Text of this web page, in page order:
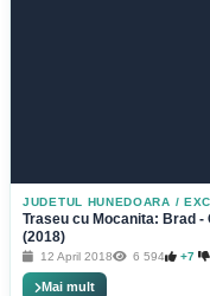
JUDETUL HUNEDOARA /
Traseu cu Mocanita: Brad
(2018)
12 April 2018 6 594 +7
Mai mult